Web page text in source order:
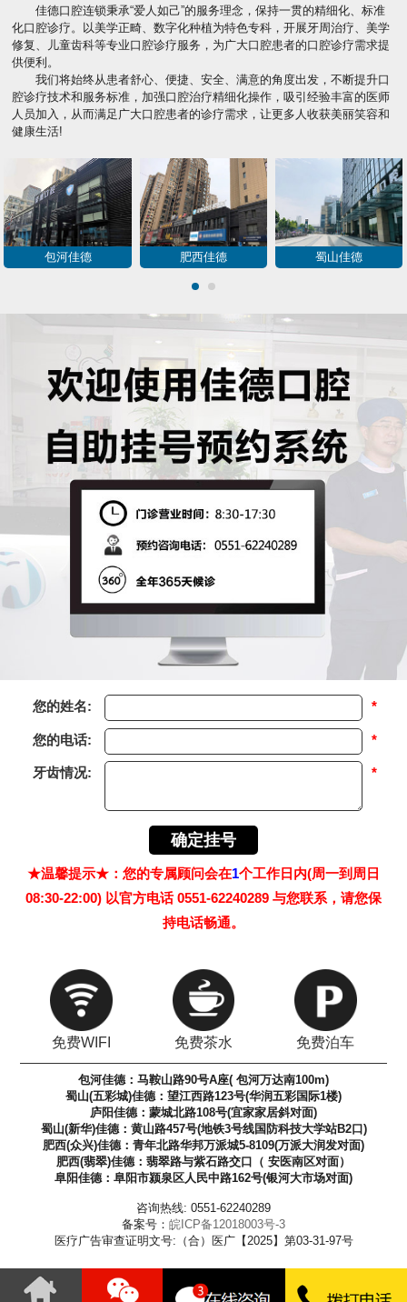
佳德口腔连锁秉承“爱人如己”的服务理念，保持一贯的精细化、标准
化口腔诊疗。以美学正畸、数字化种植为特色专科，开展牙周治疗、美学
修复、儿童齿科等专业口腔诊疗服务，为广大口腔患者的口腔诊疗需求提
供便利。
我们将始终从患者舒心、便捷、安全、满意的角度出发，不断提升口
腔诊疗技术和服务标准，加强口腔治疗精细化操作，吸引经验丰富的医师
人员加入，从而满足广大口腔患者的诊疗需求，让更多人收获美丽笑容和
健康生活!
包河佳德 肥西佳德 蜀山佳德
您的姓名: *
您的电话: *
牙齿情况: *
★温馨提示★：您的专属顾问会在1个工作日内(周一到周日
08:30-22:00) 以官方电话 0551-62240289 与您联系，请您保
持电话畅通。
免费WIFI 免费茶水 免费泊车
包河佳德：马鞍山路90号A座( 包河万达南100m)
蜀山(五彩城)佳德：望江西路123号(华润五彩国际1楼)
庐阳佳德：蒙城北路108号(宜家家居斜对面)
蜀山(新华)佳德：黄山路457号(地铁3号线国防科技大学站B2口)
肥西(众兴)佳德：青年北路华邦万派城5-8109(万派大润发对面)
肥西(翡翠)佳德：翡翠路与紫石路交口（ 安医南区对面）
阜阳佳德：阜阳市颍泉区人民中路162号(银河大市场对面)
咨询热线: 0551-62240289
备案号： 皖ICP备12018003号-3
医疗广告审查证明文号:（合）医广【2025】第03-31-97号